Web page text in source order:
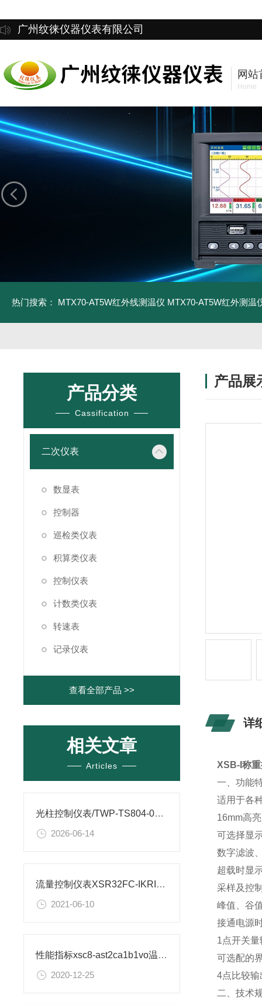
广州纹徕仪器仪表有限公司
网站
Home
热门搜索： MTX70-AT5W红外线测温仪 MTX70-AT5W红外测温
产品分类
Cassification
二次仪表
数显表
控制器
巡检类仪表
积算类仪表
控制仪表
计数类仪表
转速表
记录仪表
查看全部产品 >>
相关文章
Articles
光柱控制仪表/TWP-TS804-01-23-HL-P安装图纸
2026-06-14
流量控制仪表XSR32FC-IKRIA1B1B1M2V0安装尺寸
2021-06-10
性能指标xsc8-ast2ca1b1vo温度控制仪表
2020-12-25
产品展
详
XSB-I称
一、功能
适用于各
16mm高
可选择显
数字滤波
超载时显
采样及控
峰值、谷
接通电
1点开关
可选配的
4点比较
二、技术